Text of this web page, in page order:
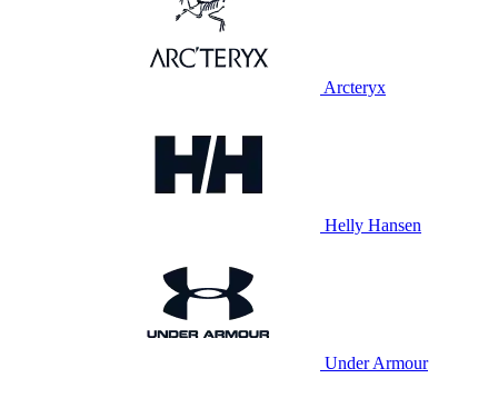
Arcteryx
Helly Hansen
Under Armour